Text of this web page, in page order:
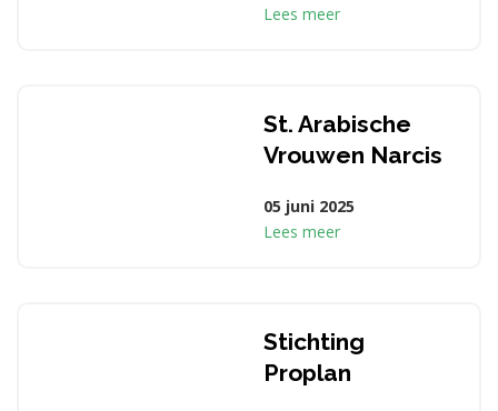
Lees meer
St. Arabische
Vrouwen Narcis
05 juni 2025
Lees meer
Stichting
Proplan